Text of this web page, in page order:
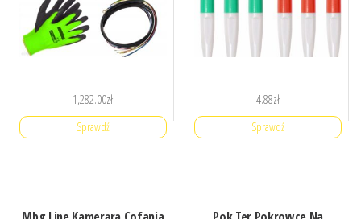
1,282.00zł
Sprawdź
4.88zł
Sprawdź